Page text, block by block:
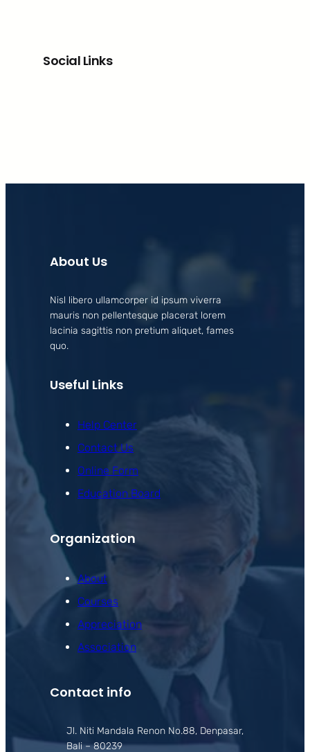
Social Links
About Us
Nisl libero ullamcorper id ipsum viverra
mauris non pellentesque placerat lorem
lacinia sagittis non pretium aliquet, fames
quo.
Useful Links
Help Center
Contact Us
Online Form
Education Board
Organization
About
Courses
Appreciation
Association
Contact info
Jl. Niti Mandala Renon No.88, Denpasar,
Bali – 80239